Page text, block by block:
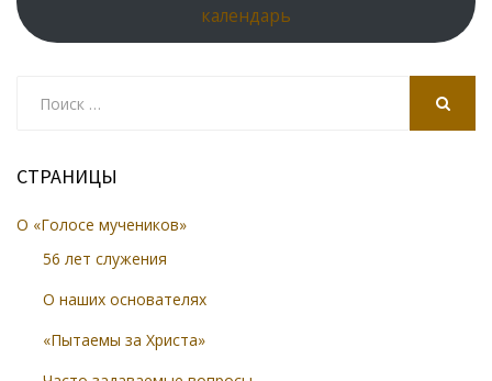
календарь
СТРАНИЦЫ
О «Голосе мучеников»
56 лет служения
О наших основателях
«Пытаемы за Христа»